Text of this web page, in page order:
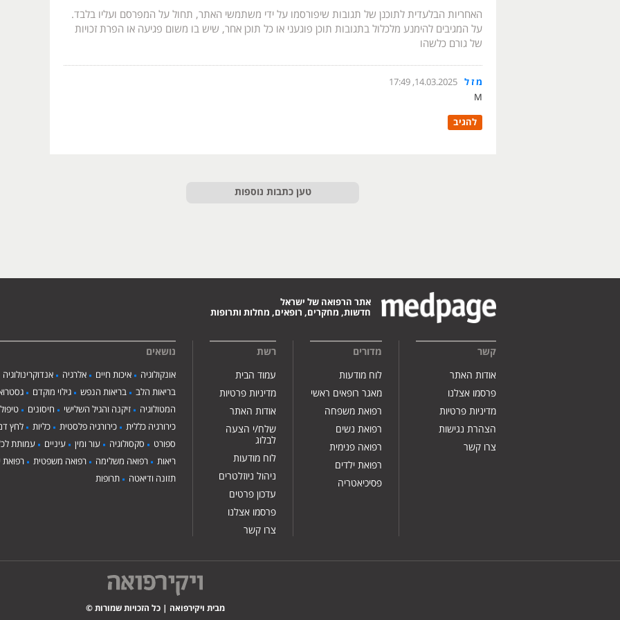
האחריות הבלעדית לתוכנן של תגובות שיפורסמו על ידי משתמשי האתר, תחול על המפרסם ועליו בלבד.
על המגיבים להימנע מלכלול בתגובות תוכן פוגעני או כל תוכן אחר, שיש בו משום פגיעה או הפרת זכויות
של גורם כלשהו
מ ז ל
14.03.2025, 17:49
M
להגיב
טען כתבות נוספות
אתר הרפואה של ישראל
חדשות, מחקרים, רופאים, מחלות ותרופות
קשר
אודות האתר
פרסמו אצלנו
מדיניות פרטיות
הצהרת נגישות
צרו קשר
מדורים
לוח מודעות
מאגר רופאים ראשי
רפואת משפחה
רפואת נשים
רפואה פנימית
רפואת ילדים
פסיכיאטריה
רשת
עמוד הבית
מדיניות פרטיות
אודות האתר
שלח/י הצעה
לבלוג
לוח מודעות
ניהול ניוזלטרים
עדכון פרטים
פרסמו אצלנו
צרו קשר
נושאים
אונקולוגיה איכות חיים אלרגיה אנדוקרינולוגיה
בריאות הלב
בריאות הנפש גילוי מוקדם
המטולוגיה
זיקנה והגיל השלישי חיסונים
כירורגיה כללית
כירורגיה פלסטית כליות לחץ
ספורט
סקסולוגיה עור ומין עיניים עמותת
ריאות
רפואה משלימה רפואה משפטית רפואת
תזונה ודיאטה
תרופות
מבית ויקירפואה | כל הזכויות שמורות ©